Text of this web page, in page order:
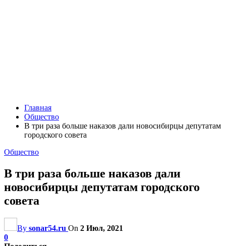
Главная
Общество
В три раза больше наказов дали новосибирцы депутатам
городского совета
Общество
В три раза больше наказов дали
новосибирцы депутатам городского
совета
By sonar54.ru On 2 Июл, 2021
0